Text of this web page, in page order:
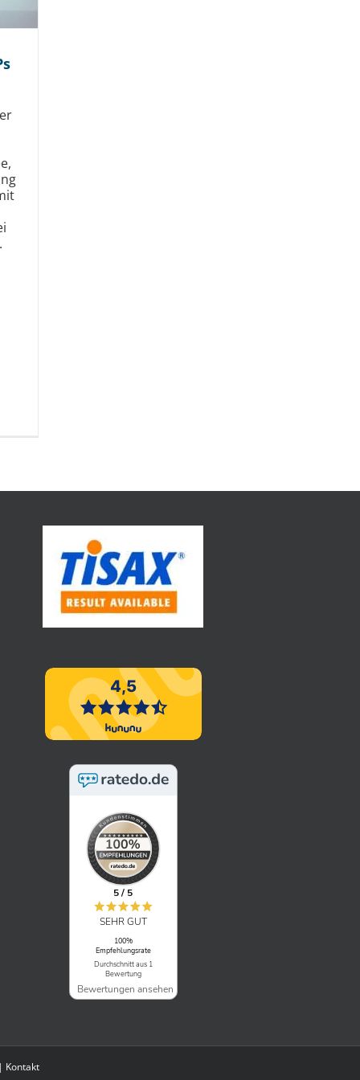
5 / 5
SEHR GUT
100%
Empfehlungsrate
Durchschnitt aus 1
Bewertung
Bewertungen ansehen
Kontakt